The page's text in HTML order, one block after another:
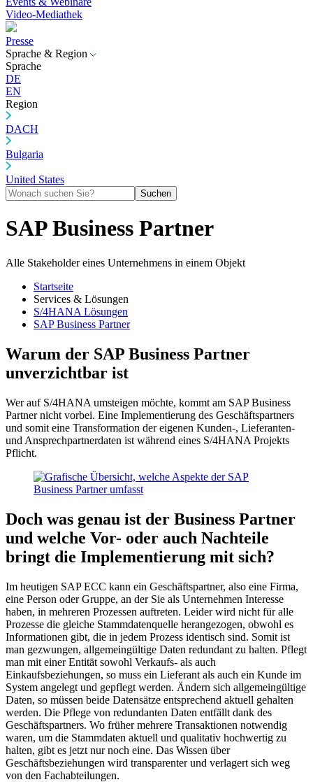
Video-Mediathek
Presse
Sprache & Region
Sprache
DE
EN
Region
DACH
Bulgaria
United States
Suchen
SAP Business Partner
Alle Stakeholder eines Unternehmens in einem Objekt
Startseite
Services & Lösungen
S/4HANA Lösungen
SAP Business Partner
Warum der SAP Business Partner
unverzichtbar ist
Wer auf S/4HANA umsteigen möchte, kommt am SAP Business
Partner nicht vorbei. Eine Implementierung des Geschäftspartners
und somit eine Transformation der eigenen Kunden-, Lieferanten-
und Ansprechpartnerdaten ist während eines S/4HANA Projekts
Pflicht.
Doch was genau ist der Business Partner
und welche Vor- oder auch Nachteile
bringt die Implementierung mit sich?
Im heutigen SAP ECC kann ein Geschäftspartner, also eine Firma,
eine Person oder Gruppe, an der Sie als Unternehmen Interesse
haben, in mehreren Prozessen auftreten. Leider wird nicht für alle
Prozesse die gleiche Stammdatenquelle herangezogen, obwohl es
Informationen gibt, die in jedem Prozess identisch sind. Somit ist
man gezwungen, allgemeingültige Daten redundant zu halten. Pflegt
man mit einer Entität sowohl Verkaufs- als auch
Einkaufsbeziehungen, so muss ein Lieferant als auch ein Kunde im
System angelegt und gepflegt werden. Ändern sich allgemeingültige
Daten, so müssen beide Datensätze entsprechend aktuell gehalten
werden. Die Pflege von redundanten Daten entfällt dank des
Geschäftspartners. Wo früher mehrere Transaktionen notwendig
waren, um die Stammdaten aktuell und qualitativ hochwertig zu
halten, gibt es jetzt nur noch eine. Das Wissen über
Geschäftsbeziehungen wird transparenter und verlagert sich weg
von den Fachabteilungen.